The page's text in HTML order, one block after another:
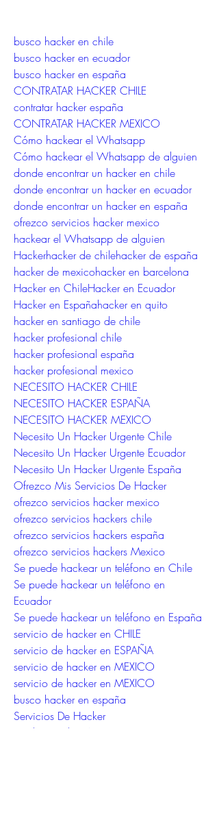
busco hacker en chile
busco hacker en ecuador
busco hacker en españa
CONTRATAR HACKER CHILE
contratar hacker españa
CONTRATAR HACKER MEXICO
Cómo hackear el Whatsapp
Cómo hackear el Whatsapp de alguien
donde encontrar un hacker en chile
donde encontrar un hacker en ecuador
donde encontrar un hacker en españa
ofrezco servicios hacker mexico
hackear el Whatsapp de alguien
Hackerhacker de chilehacker de españa
hacker de mexicohacker en barcelona
Hacker en ChileHacker en Ecuador
Hacker en Españahacker en quito
hacker en santiago de chile
hacker profesional chile
hacker profesional españa
hacker profesional mexico
NECESITO HACKER CHILE
NECESITO HACKER ESPAÑA
NECESITO HACKER MEXICO
Necesito Un Hacker Urgente Chile
Necesito Un Hacker Urgente Ecuador
Necesito Un Hacker Urgente España
Ofrezco Mis Servicios De Hacker
ofrezco servicios hacker mexico
ofrezco servicios hackers chile
ofrezco servicios hackers españa
ofrezco servicios hackers Mexico
Se puede hackear un teléfono en Chile
Se puede hackear un teléfono en
Ecuador
Se puede hackear un teléfono en España
servicio de hacker en CHILE
servicio de hacker en ESPAÑA
servicio de hacker en MEXICO
servicio de hacker en MEXICO
busco hacker en españa
Servicios De Hacker
Hackear WhatsApp 2023